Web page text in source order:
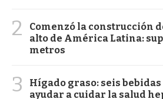
2
Comenzó la construcción
alto de América Latina:
metros
3
Hígado graso: seis bebidas
ayudar a cuidar la salud